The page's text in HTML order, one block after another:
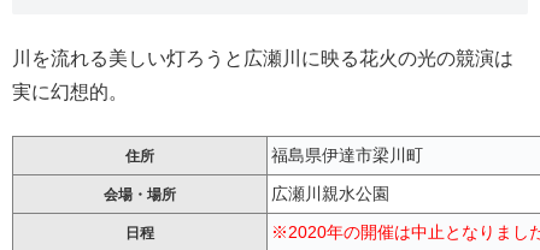
川を流れる美しい灯ろうと広瀬川に映る花火の光の競演は
実に幻想的。
住所 福島県伊達市梁川町
会場・場所 広瀬川親水公園
日程 ※2020年の開催は中止となりまし